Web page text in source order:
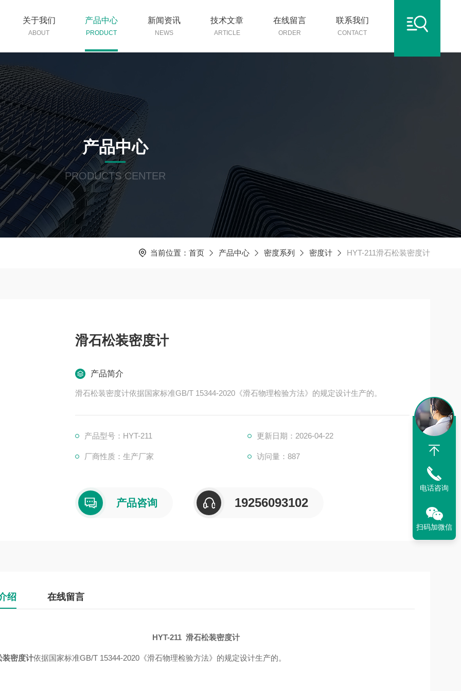
关于我们
ABOUT
产品中心
PRODUCT
新闻资讯
NEWS
技术文章
ARTICLE
在线留言
ORDER
联系我们
CONTACT
产品中心
PRODUCTS CENTER
当前位置： 首页 产品中心 密度系列 密度计 HYT-211滑石松装密度计
滑石松装密度计
产品简介
滑石松装密度计依据国家标准GB/T 15344-2020《滑石物理检验方法》的规定设计生产的。
产品型号：HYT-211 更新日期：2026-04-22
厂商性质：生产厂家 访问量：887
产品咨询 19256093102
绍 在线留言
HYT-211 滑石松装密度计
装密度计依据国家标准GB/T 15344-2020《滑石物理检验方法》的规定设计生产的。
电话咨询
扫码加微信